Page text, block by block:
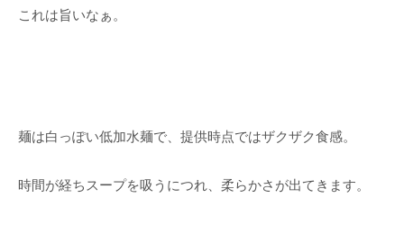
これは旨いなぁ。
麺は白っぽい低加水麺で、提供時点ではザクザク食感。
時間が経ちスープを吸うにつれ、柔らかさが出てきます。